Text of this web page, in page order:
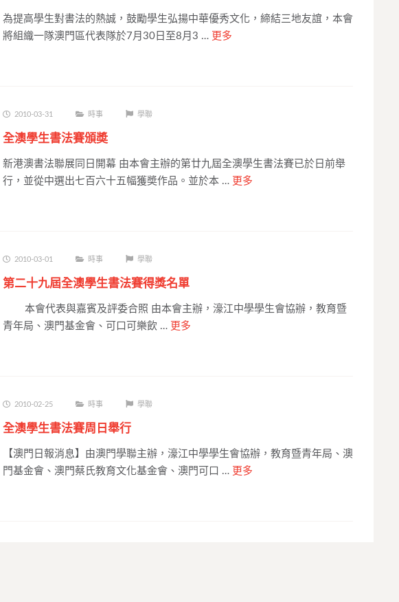
為提高學生對書法的熱誠，鼓勵學生弘揚中華優秀文化，締結三地友誼，本會
將組織一隊澳門區代表隊於7月30日至8月3 … 更多
2010-03-31 時事 學聯
全澳學生書法賽頒奬
新港澳書法聯展同日開幕 由本會主辦的第廿九屆全澳學生書法賽已於日前舉
行，並從中選出七百六十五幅獲奬作品。並於本 … 更多
2010-03-01 時事 學聯
第二十九屆全澳學生書法賽得獎名單
本會代表與嘉賓及評委合照 由本會主辦，濠江中學學生會協辦，教育暨
青年局、澳門基金會、可口可樂飲 … 更多
2010-02-25 時事 學聯
全澳學生書法賽周日舉行
【澳門日報消息】由澳門學聯主辦，濠江中學學生會協辦，教育暨青年局、澳
門基金會、澳門蔡氏教育文化基金會、澳門可口 … 更多